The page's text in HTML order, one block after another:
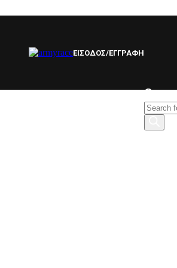
ΕΙΣΟΔΟΣ/ΕΓΓΡΑΦΗ
Products
search